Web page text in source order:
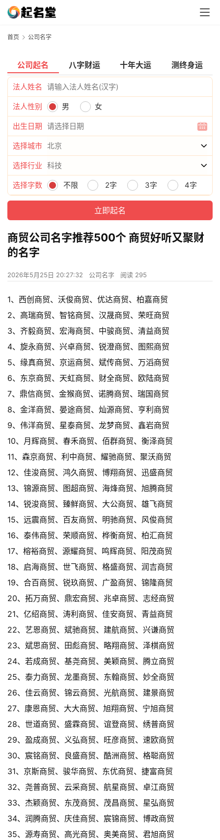
首页 公司名字
公司起名 八字财运 十年大运 测终身运
法人姓名
法人性别 男 女
出生日期
选择城市
选择行业
选择字数 不限 2字 3字 4字
商贸公司名字推荐500个 商贸好听又聚财
的名字
2026年5月25日 20:27:32 公司名字 阅读 295
1、西创商贸、沃俊商贸、优达商贸、柏嘉商贸
2、高瑞商贸、智铭商贸、汉晟商贸、荣旺商贸
3、齐毅商贸、宏海商贸、中骏商贸、清益商贸
4、旋永商贸、兴卓商贸、锐澄商贸、图熙商贸
5、缘真商贸、京运商贸、斌传商贸、万滔商贸
6、东京商贸、天虹商贸、财全商贸、欧陆商贸
7、鼎信商贸、金猴商贸、诺腾商贸、瑞国商贸
8、金洋商贸、晏途商贸、灿源商贸、亨利商贸
9、伟洋商贸、星泰商贸、龙梦商贸、鑫岩商贸
10、月辉商贸、春禾商贸、佰群商贸、衡泽商贸
11、森京商贸、利中商贸、耀驰商贸、聚沃商贸
12、佳浚商贸、鸿久商贸、博翔商贸、迅盛商贸
13、锦源商贸、图超商贸、海烽商贸、旭腾商贸
14、锐浚商贸、臻鲜商贸、大公商贸、雄飞商贸
15、远震商贸、百友商贸、明驰商贸、风俊商贸
16、泰伟商贸、荣顺商贸、桦衡商贸、柏汇商贸
17、榕裕商贸、源耀商贸、鸣辉商贸、阳茂商贸
18、启海商贸、世飞商贸、格盛商贸、润吉商贸
19、合百商贸、锐玖商贸、广盈商贸、锦隆商贸
20、拓万商贸、鼎宏商贸、兆卓商贸、志经商贸
21、亿绍商贸、涛利商贸、佳安商贸、青益商贸
22、艺恩商贸、斌驰商贸、建航商贸、兴谦商贸
23、斌思商贸、田彪商贸、略翔商贸、泽棋商贸
24、若成商贸、基尧商贸、美颖商贸、腾立商贸
25、泰力商贸、龙墨商贸、东翰商贸、妙全商贸
26、佳云商贸、锦云商贸、光航商贸、建景商贸
27、康恩商贸、大大商贸、旭翔商贸、宁旭商贸
28、世道商贸、盛霖商贸、谊登商贸、绣普商贸
29、盈成商贸、义弘商贸、旺彦商贸、速欧商贸
30、宸铭商贸、良盛商贸、酷洲商贸、格聪商贸
31、京斯商贸、骏华商贸、东优商贸、捷富商贸
32、尧普商贸、云采商贸、航星商贸、卓江商贸
33、杰颖商贸、东茂商贸、茂昌商贸、星弘商贸
34、润腾商贸、庆佳商贸、宸锦商贸、博政商贸
35、源寿商贸、高光商贸、奥美商贸、君旭商贸